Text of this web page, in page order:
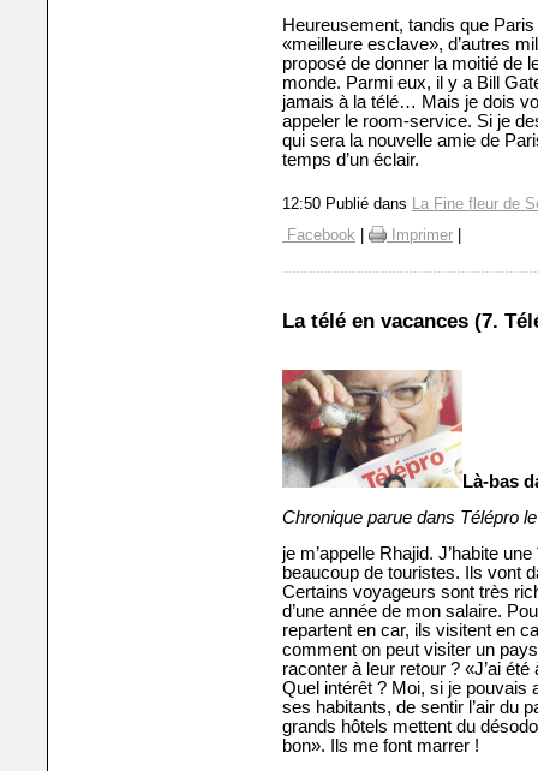
Heureusement, tandis que
«meilleure esclave», d’autres
proposé de donner la moitié de
monde. Parmi eux, il y a Bill
jamais à la télé… Mais je dois
appeler le room-service. Si je
qui sera la nouvelle amie de
temps d’un éclair.
12:50 Publié dans La Fine fleur de
Facebook
Imprimer
La télé en vacances (7.
Là-bas
Chronique parue dans Télépro
je m’appelle Rhajid. J’habite
beaucoup de touristes. Ils vont
Certains voyageurs sont très
d’une année de mon salaire.
repartent en car, ils visitent en
comment on peut visiter un
raconter à leur retour ? «J’ai
Quel intérêt ? Moi, si je pouvais
ses habitants, de sentir l’air du
grands hôtels mettent du
bon». Ils me font marrer !